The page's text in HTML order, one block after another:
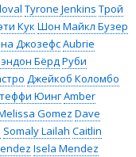
Tyrone Jenkins Трой
Кук Шон Майкл Бузер
ДжозефсAubrie
БёрдРуби
Джейкоб Коломбо
ЮингAmber
Gomez Dave
Somaly Lailah Caitlin
Isela Mendez